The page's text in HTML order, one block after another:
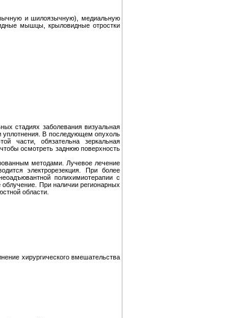
и шилоязычную), медиальную
мышцы, крыловидные отростки
стадиях заболевания визуальная
уплотнения. В последующем опухоль
части, обязательна зеркальная
осмотреть заднюю поверхность
методами. Лучевое лечение
электрорезекция. При более
полихимиотерапии с
При наличии регионарных
области.
хирургического вмешательства